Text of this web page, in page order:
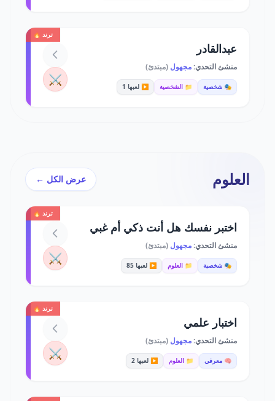
ترند 🔥
عبدالقادر
منشئ التحدي:مجهول (مبتدئ)
🎭 شخصية 📁 الشخصية ▶️ لعبها 1 ⚔️
العلوم عرض الكل ←
ترند 🔥
اختبر نفسك هل أنت ذكي أم غبي
منشئ التحدي:مجهول (مبتدئ)
🎭 شخصية 📁 العلوم ▶️ لعبها 85 ⚔️
ترند 🔥
اختبار علمي
منشئ التحدي:مجهول (مبتدئ)
🧠 معرفي 📁 العلوم ▶️ لعبها 2 ⚔️